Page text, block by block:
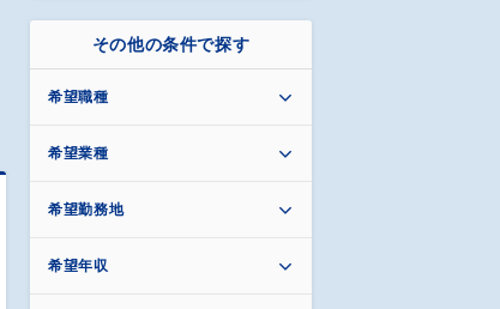
その他の条件で探す
希望職種
希望業種
希望勤務地
希望年収